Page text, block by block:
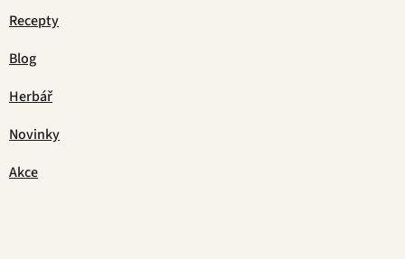
Recepty
Blog
Herbář
Novinky
Akce